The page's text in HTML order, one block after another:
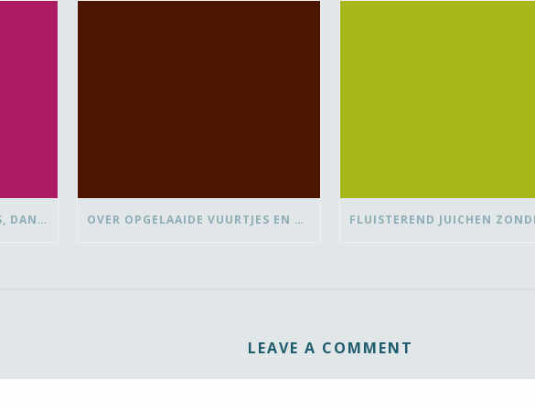
OVER DE AUTO VAN DE BAAS, DANSEN MET ‘VROUWEN VAN’ EN BEDANK-BLOMMEN OVER OPGELAAIDE VUURTJES EN DE PAUZE
LEAVE A COMMENT